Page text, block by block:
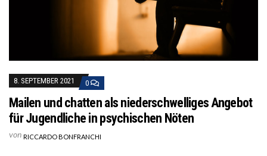
8. SEPTEMBER 2021 0
Mailen und chatten als niederschwelliges Angebot
für Jugendliche in psychischen Nöten
von RICCARDO BONFRANCHI